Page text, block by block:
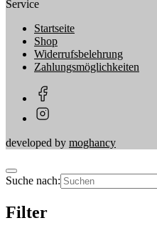
Service
Startseite
Shop
Widerrufsbelehrung
Zahlungsmöglichkeiten
developed by moghancy
Suche nach:
Filter